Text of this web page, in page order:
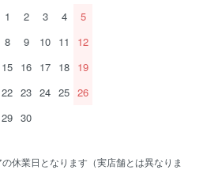
1
2 3 4
5
8 9 10 11
12
15 16 17 18 19
22 23 24 25 26
29 30
休業日となります（実店舗とは異なりま